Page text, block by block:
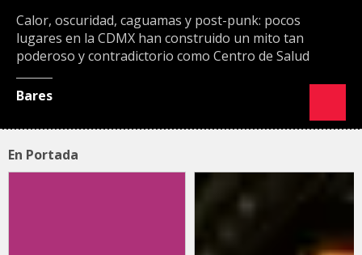
Calor, oscuridad, caguamas y post-punk: pocos
lugares en la CDMX han construido un mito tan
poderoso y contradictorio como Centro de Salud
Bares
En Portada